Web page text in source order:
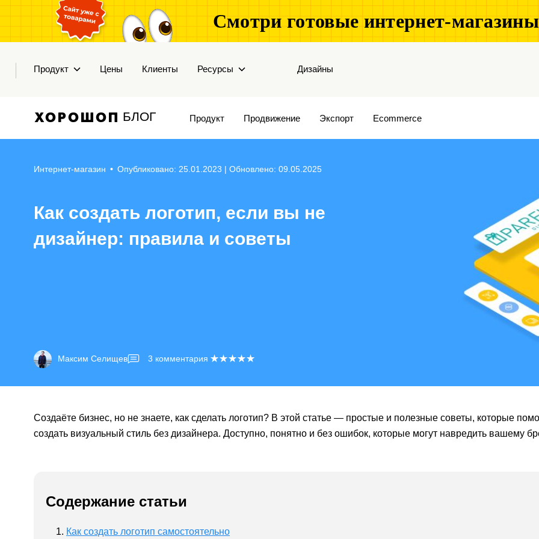
Смотри готовые интернет-магазины
Продукт Цены Клиенты Ресурсы Дизайны
БЛОГ Продукт Продвижение Экспорт Ecommerce
Интернет-магазин • Опубликовано: 25.01.2023 | Обновлено: 09.05.2025
Как создать логотип, если вы не
дизайнер: правила и советы
Максим Селищев 3 комментария
Создаёте бизнес, но не знаете, как сделать логотип? В этой статье — простые и полезные советы, которые
создать визуальный стиль без дизайнера. Доступно, понятно и без ошибок, которые могут навредить вашему
Содержание статьи
Как создать логотип самостоятельно